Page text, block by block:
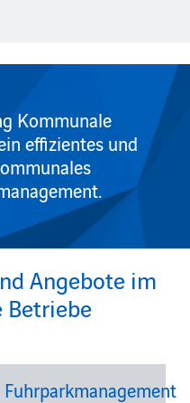
Kommunale
effizientes und
Angebote im
Betriebe
Fuhrparkmanagement